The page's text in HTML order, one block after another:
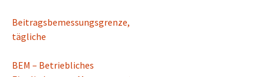
Beitragsbemessungsgrenze,
tägliche
BEM – Betriebliches